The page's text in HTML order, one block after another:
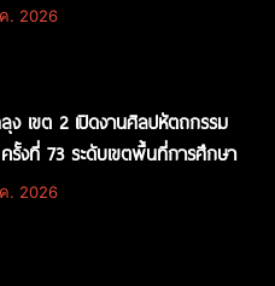
. 2026
เขต 2 เปิดงานศิลปหัตถกรรม
รั้งที่ 73 ระดับเขตพื้นที่การศึกษา
. 2026